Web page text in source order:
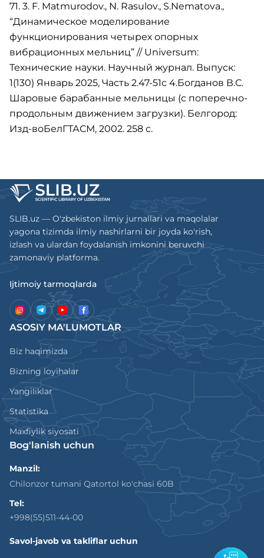
71. 3. F. Matmurodov., N. Rasulov., S.Nematova.,
“Динамическое моделирование
функционирования четырех опорных
вибрационных мельниц” // Universum:
Технические науки. Научный журнал. Выпуск:
1(130) Январь 2025, Часть 2.47-51c 4.Богданов В.С.
Шаровые барабанные мельницы (с поперечно-
продольным движением загрузки). Белгород:
Изд-воБелГТАСМ, 2002. 258 с.
SLIB.uz — O'zbekiston ilmiy jurnallari va maqolalar
yagona tizimda ilmiy nashirlarni bir joyda ko'rish,
izlash va ulardan foydalanish imkonini beruvchi
zamonaviy platforma.
Ijtimoiy tarmoqlarda
ASOSIY MA'LUMOTLAR
Biz haqimizda
Bizning loyihalar
Yangiliklar
Statistika
Maxfiylik siyosati
Bog'lanish uchun
Manzil:
Chilonzor tumani Qatortol ko'chasi 60B
Tel:
+998(55)511-44-00
Savol-javob va takliflar uchun